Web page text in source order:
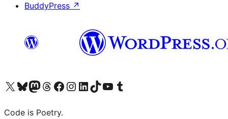
BuddyPress ↗
Bezoek ons X (voorheen Twitter) account
Bezoek onze Bluesky account
Bezoek ons Mastodon account
Bezoek onze Threads account
Onze Facebookpagina bezoeken
Bezoek onze Instagram account
Bezoek onze LinkedIn account
Bezoek onze TikTok account
Bezoek ons YouTube kanaalBezoek onze Tumblr account
Code is Poetry.